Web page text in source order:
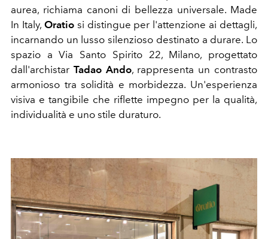
aurea, richiama canoni di bellezza universale. Made
In Italy, Oratiosi distingue per l'attenzione ai dettagli,
incarnando un lusso silenzioso destinato a durare. Lo
spazio a Via Santo Spirito 22, Milano, progettato
dall'archistar Tadao Ando, rappresenta un contrasto
armonioso tra solidità e morbidezza. Un'esperienza
visiva e tangibile che riflette impegno per la qualità,
individualità e uno stile duraturo.